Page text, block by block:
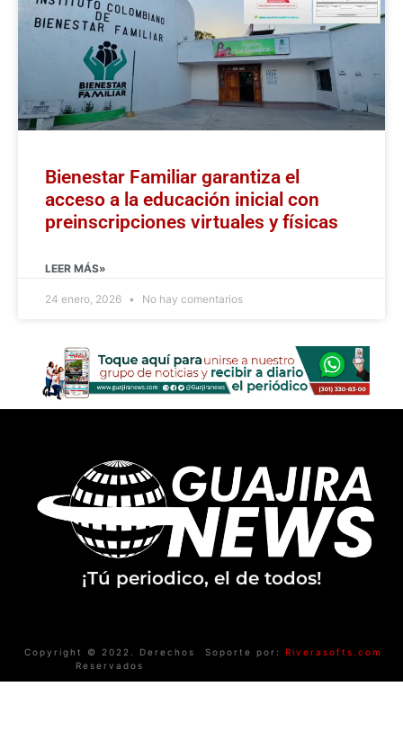
Bienestar Familiar garantiza el
acceso a la educación inicial con
preinscripciones virtuales y físicas
LEER MÁS»
24 enero, 2026 No hay comentarios
¡Tú periodico, el de todos!
Copyright © 2022. Derechos
Reservados
Soporte por: Riverasofts.com